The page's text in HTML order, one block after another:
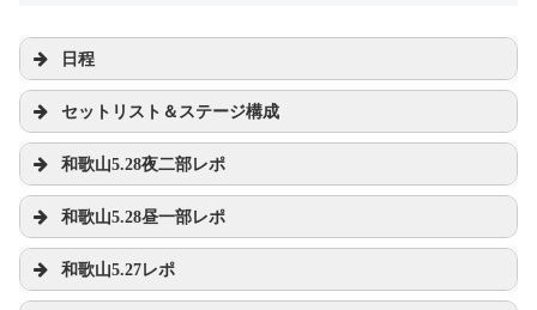
日程
セットリスト＆ステージ構成
和歌山5.28夜二部レポ
和歌山5.28昼一部レポ
和歌山5.27レポ